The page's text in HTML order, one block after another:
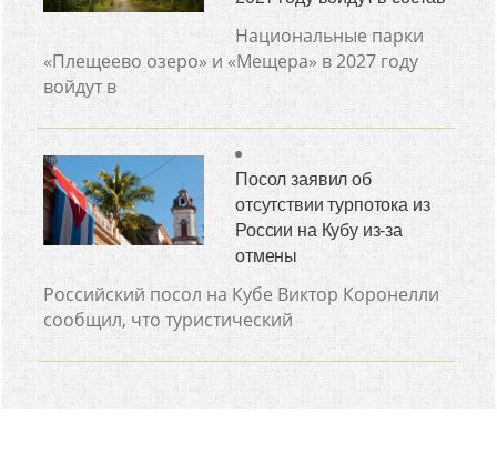
Национальные парки
«Плещеево озеро» и «Мещера» в 2027 году
войдут в
Посол заявил об
отсутствии турпотока из
России на Кубу из-за
отмены
Российский посол на Кубе Виктор Коронелли
сообщил, что туристический